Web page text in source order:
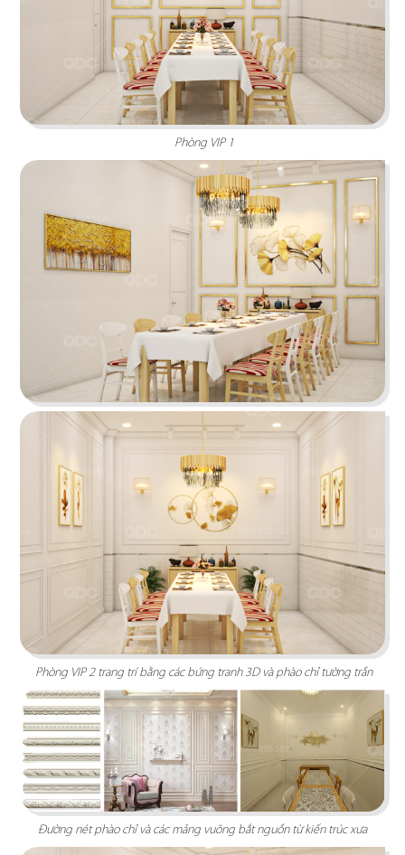
Chi tiết
KOI THÉ
QDC rất hân hạnh khi được đồng hành cùng chủ
đầu tư cho dự án tổng thầu thi công chi nhánh
KOI Thé đầu tiên tại Biên Hòa, Đồng Nai.
Chi tiết
CHEESE COFFEE
Thiết kế mang phong cách của một mùa hè xinh
đẹp và rực rỡ với các chi tiết tone màu vàng
sáng tươi tắn cùng các hình ảnh sống động
Chi tiết
Phòng VIP 1
Phòng VIP 2 trang trí bằng các bứng tranh 3D và phào chỉ tường trần
Đường nét phào chỉ và các mảng vuông bắt nguồn từ kiến trúc xưa